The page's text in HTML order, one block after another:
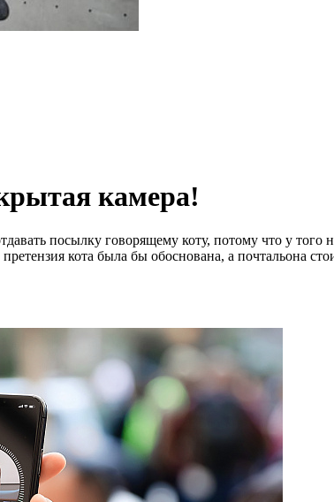
камера!
посылку говорящему коту, потому что у
кота была бы обоснована, а почтальона